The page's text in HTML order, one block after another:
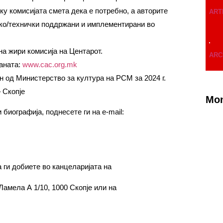
смета дека е потребно, а авторите
технички поддржани и имплементирани во
жири комисија на Центарот.
www.cac.org.mk
Министерство за култура на РСМ за 2024 г.
поднесете ги на e-mail:
добиете во канцеларијата на
А 1/10, 1000 Скопје или на